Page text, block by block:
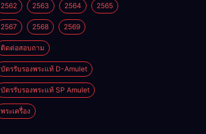
2562 2563 2564 2565
2567 2568 2569
ติดต่อสอบถาม
บัตรรับรองพระแท้ D-Amulet
บัตรรับรองพระแท้ SP Amulet
พระเครื่อง